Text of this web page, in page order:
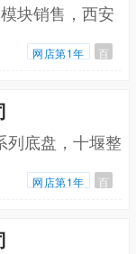
块销售，西安
网店第1年 百
列底盘，十堰整
网店第1年 百